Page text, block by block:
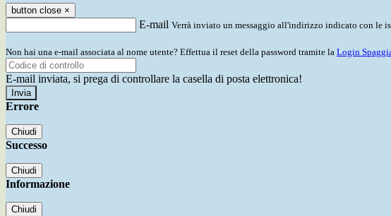
button close ×
E-mail Verrà inviato un messaggio all'indirizzo indicato con le
Non hai una e-mail associata al nome utente? Effettua il reset della password tramite la Login
E-mail inviata, si prega di controllare la casella di posta elettronica!
Errore
Chiudi
Successo
Chiudi
Informazione
Chiudi